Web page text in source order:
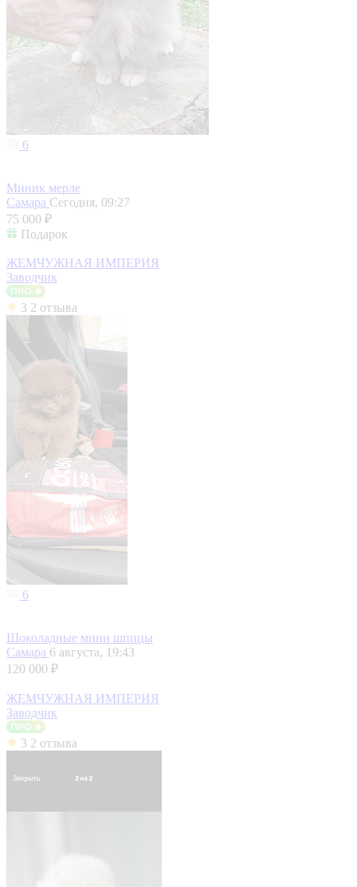
6
Миник мерле
Самара Сегодня, 09:27
75 000 ₽
Подарок
ЖЕМЧУЖНАЯ ИМПЕРИЯ
Заводчик
3 2 отзыва
6
Шоколадные мини шпицы
Самара 6 августа, 19:43
120 000 ₽
ЖЕМЧУЖНАЯ ИМПЕРИЯ
Заводчик
3 2 отзыва